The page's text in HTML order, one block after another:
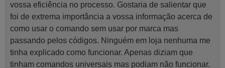
vossa eficiência no processo. Gostaria de salientar que
foi de extrema importância a vossa informação acerca de
como usar o comando sem usar por marca mas
passando pelos códigos. Ninguém em loja nenhuma me
tinha explicado como funcionar. Apenas diziam que
tinham comandos universais mas podiam não funcionar.